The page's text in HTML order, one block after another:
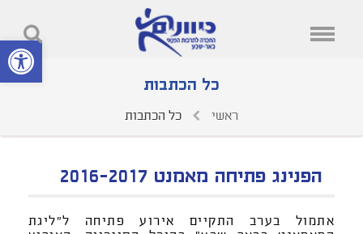
פתח סרגל
כל הכתבות
ראשי כל הכתבות
הפנינג פתיחה מאמנט 2016-2017
אתמול בערב התקיים אירוע פתיחה ל"ליגת